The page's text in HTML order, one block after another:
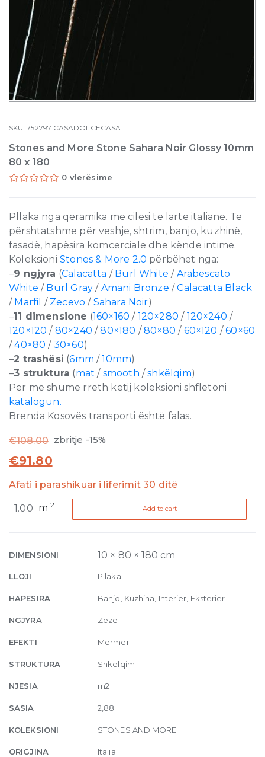
SKU:752797 CASADOLCECASA
Stones and More Stone Sahara Noir Glossy 10mm
80 x 180
0 vlerësime
Pllaka nga qeramika me cilësi të lartë italiane. Të
përshtatshme për veshje, shtrim, banjo, kuzhinë,
fasadë, hapësira komcerciale dhe kënde intime.
Koleksioni Stones & More 2.0 përbëhet nga:
–9 ngjyra (Calacatta / Burl White / Arabescato
White / Burl Gray / Amani Bronze /Calacatta Black
/ Marfil / Zecevo/ Sahara Noir)
–11 dimensione (160×160 / 120×280 / 120×240 /
120×120 / 80×240 /80×180 /80×80 / 60×120 /60×60
/40×80 / 30×60)
–2 trashësi (6mm /10mm)
–3 struktura (mat/ smooth /shkëlqim)
Për më shumë rreth këtij koleksioni shfletoni
katalogun.
Brenda Kosovës transporti është falas.
€108.00 zbritje -15%
€91.80
Afati i parashikuar i liferimit 30 ditë
and
Sahara
Glossy
10mm
x
180
m2 Add to cart
DIMENSIONI 10 × 80 × 180 cm
LLOJI Pllaka
HAPESIRA Banjo, Kuzhina, Interier, Eksterier
NGJYRA Zeze
EFEKTI Mermer
STRUKTURA Shkelqim
NJESIA m2
SASIA 2,88
KOLEKSIONI STONES AND MORE
ORIGJINA Italia